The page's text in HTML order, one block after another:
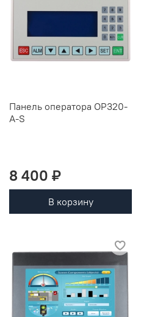
Панель оператора OP320-
A-S
8 400 ₽
В корзину